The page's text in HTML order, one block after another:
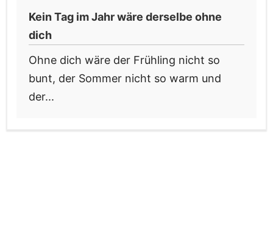
Kein Tag im Jahr wäre derselbe ohne
dich
Ohne dich wäre der Frühling nicht so
bunt, der Sommer nicht so warm und
der...